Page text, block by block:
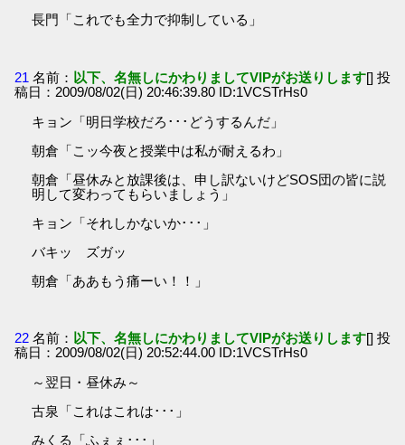
長門「これでも全力で抑制している」
21 名前： 以下、名無しにかわりましてVIPがお送りします[] 投
稿日：2009/08/02(日) 20:46:39.80 ID:1VCSTrHs0
キョン「明日学校だろ･･･どうするんだ」
朝倉「こッ今夜と授業中は私が耐えるわ」
朝倉「昼休みと放課後は、申し訳ないけどSOS団の皆に説
明して変わってもらいましょう」
キョン「それしかないか･･･」
バキッ ズガッ
朝倉「ああもう痛ーい！！」
22 名前： 以下、名無しにかわりましてVIPがお送りします[] 投
稿日：2009/08/02(日) 20:52:44.00 ID:1VCSTrHs0
～翌日・昼休み～
古泉「これはこれは･･･」
みくる「ふぇぇ･･･」